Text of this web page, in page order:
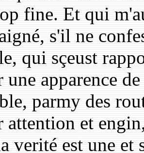
fine. Et qui
s'il ne
qui sçeust
une apparence
parmy des
attention et
verité est une